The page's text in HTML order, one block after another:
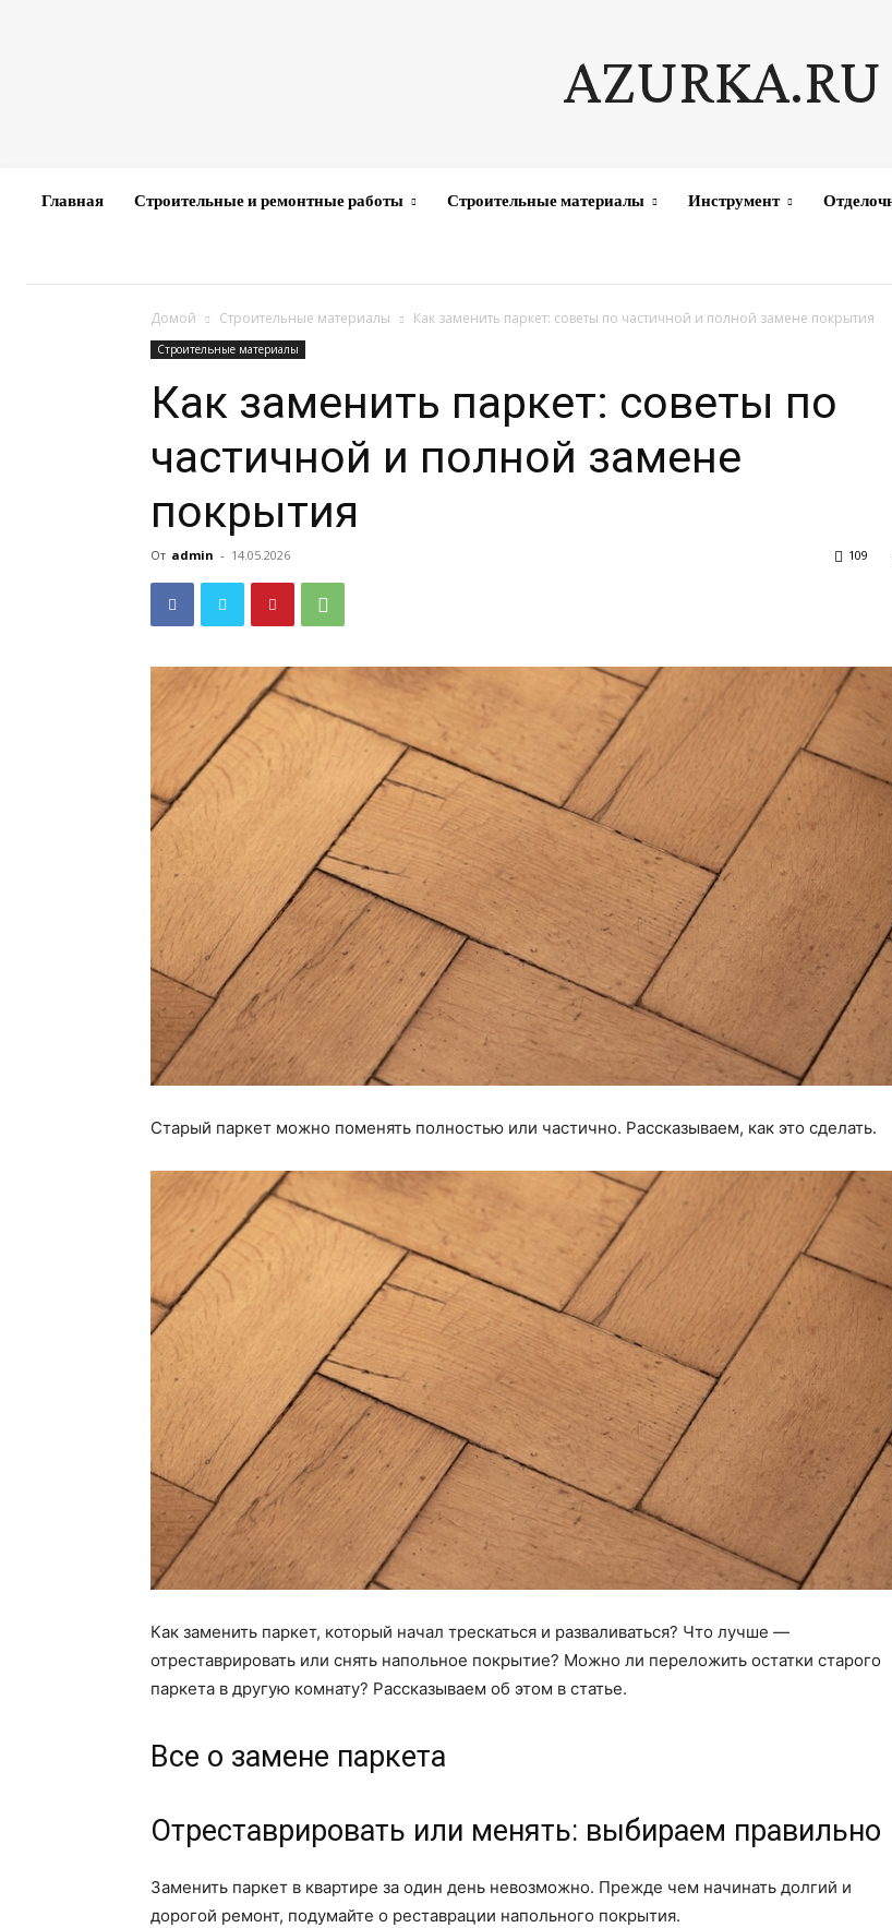
AZURKA.RU
Главная Строительные и ремонтные работы Строительные материалы Инструмент
Домой Строительные материалы Как заменить паркет: советы по частичной и полной замене покрытия
Строительные материалы
Как заменить паркет: советы по
частичной и полной замене
покрытия
От admin - 14.05.2026 109
Старый паркет можно поменять полностью или частично. Рассказываем, как это сделать.
Как заменить паркет, который начал трескаться и разваливаться? Что лучше —
отреставрировать или снять напольное покрытие? Можно ли переложить остатки старого
паркета в другую комнату? Рассказываем об этом в статье.
Все о замене паркета
Отреставрировать или менять: выбираем правильно
Заменить паркет в квартире за один день невозможно. Прежде чем начинать долгий и
дорогой ремонт, подумайте о реставрации напольного покрытия.